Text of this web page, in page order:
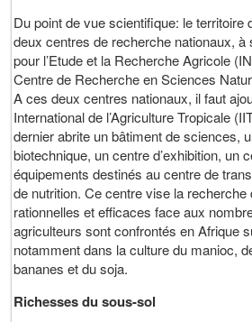
Du point de vue scientifique: le territoire
deux centres de recherche nationaux, à
pour l’Etude et la Recherche Agricole
Centre de Recherche en Sciences
A ces deux centres nationaux, il faut
International de l’Agriculture Tropicale
dernier abrite un bâtiment de sciences,
biotechnique, un centre d’exhibition, un
équipements destinés au centre de
de nutrition. Ce centre vise la recherche
rationnelles et efficaces face aux
agriculteurs sont confrontés en Afrique
notamment dans la culture du manioc,
bananes et du soja.
Richesses du sous-sol